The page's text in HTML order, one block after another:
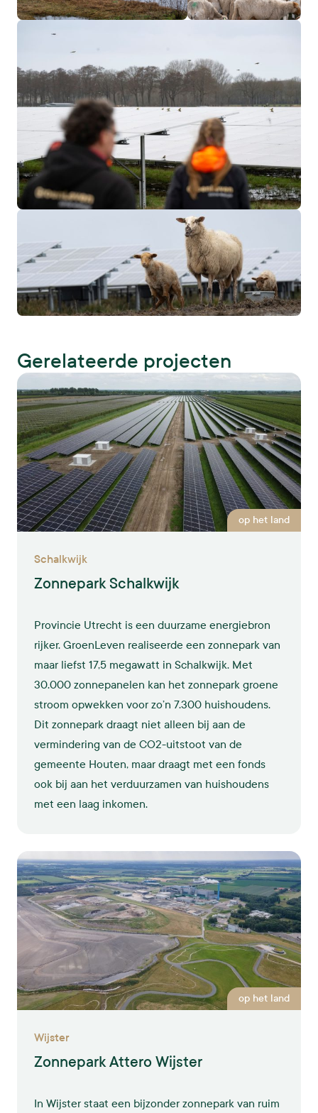
Gerelateerde projecten
op het land
Schalkwijk
Zonnepark Schalkwijk
Provincie Utrecht is een duurzame energiebron
rijker. GroenLeven realiseerde een zonnepark van
maar liefst 17,5 megawatt in Schalkwijk. Met
30.000 zonnepanelen kan het zonnepark groene
stroom opwekken voor zo’n 7.300 huishoudens.
Dit zonnepark draagt niet alleen bij aan de
vermindering van de CO2-uitstoot van de
gemeente Houten, maar draagt met een fonds
ook bij aan het verduurzamen van huishoudens
met een laag inkomen.
op het land
Wijster
Zonnepark Attero Wijster
In Wijster staat een bijzonder zonnepark van ruim